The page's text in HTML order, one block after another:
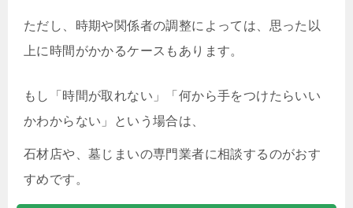
ただし、時期や関係者の調整によっては、思った以
上に時間がかかるケースもあります。
もし「時間が取れない」「何から手をつけたらいい
かわからない」という場合は、
石材店や、墓じまいの専門業者に相談するのがおす
すめです。